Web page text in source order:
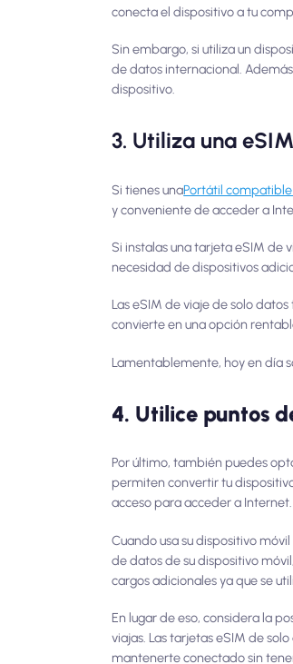
conecta el dispositivo a tu
Sin embargo, si utiliza un
de datos internacional.
dispositivo.
3. Utiliza una
Si tienes unaPortátil
y conveniente de acceder a
Si instalas una tarjeta eSIM de
necesidad de dispositivos
Las eSIM de viaje de solo
convierte en una opción
Lamentablemente, hoy en día
4. Utilice puntos
Por último, también puedes
permiten convertir tu
acceso para acceder a
Cuando usa su dispositivo
de datos de su dispositivo
cargos adicionales ya que se
En lugar de eso, considera la
viajas. Las tarjetas eSIM de
mantenerte conectado sin